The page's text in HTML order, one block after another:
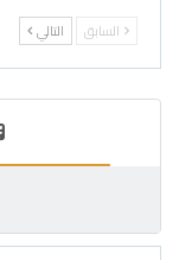
السابق التالي